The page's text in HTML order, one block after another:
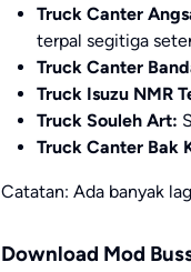
Truck Canter
terpal segitiga
Truck Canter
Truck Isuzu NMR
Truck Souleh Art:
Truck Canter Bak
Catatan: Ada banyak
Download Mod